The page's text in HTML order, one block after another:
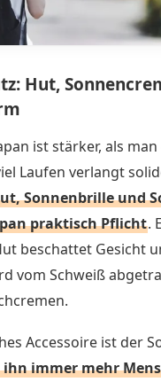
Hut,
ist stärker, als
Laufen verlangt
Sonnenbrille und
praktisch Pflicht.
beschattet Gesicht
vom Schweiß
Accessoire ist der
immer mehr